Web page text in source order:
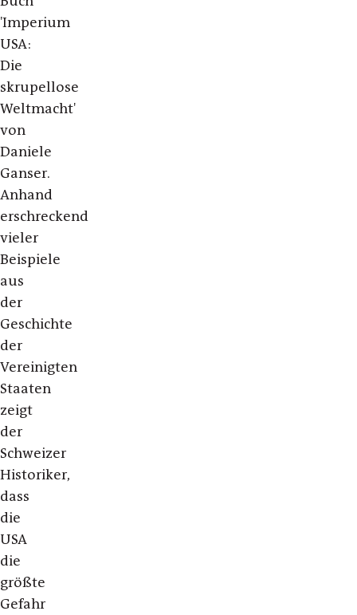
'Imperium
USA:
Die
skrupellose
Weltmacht'
von
Daniele
Ganser.
Anhand
erschreckend
vieler
Beispiele
aus
der
Geschichte
der
Vereinigten
Staaten
zeigt
der
Schweizer
Historiker,
dass
die
USA
die
größte
Gefahr